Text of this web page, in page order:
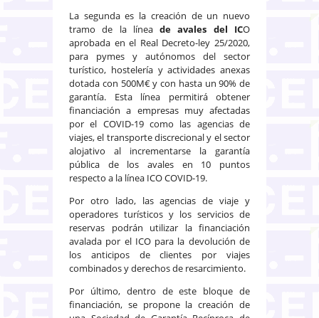
La segunda es la creación de un nuevo
tramo de la líneade avales del ICO
aprobada en el Real Decreto-ley 25/2020,
para pymes y autónomos del sector
turístico, hostelería y actividades anexas
dotada con 500M€ y con hasta un 90% de
garantía. Esta línea permitirá obtener
financiación a empresas muy afectadas
por el COVID-19 como las agencias de
viajes, el transporte discrecional y el sector
alojativo al incrementarse la garantía
pública de los avales en 10 puntos
respecto a la línea ICO COVID-19.
Por otro lado, las agencias de viaje y
operadores turísticos y los servicios de
reservas podrán utilizar la financiación
avalada por el ICO para la devolución de
los anticipos de clientes por viajes
combinados y derechos de resarcimiento.
Por último, dentro de este bloque de
financiación, se propone la creación de